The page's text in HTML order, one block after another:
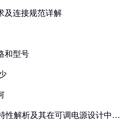
及连接规范详解
和型号
性解析及其在可调电源设计中的